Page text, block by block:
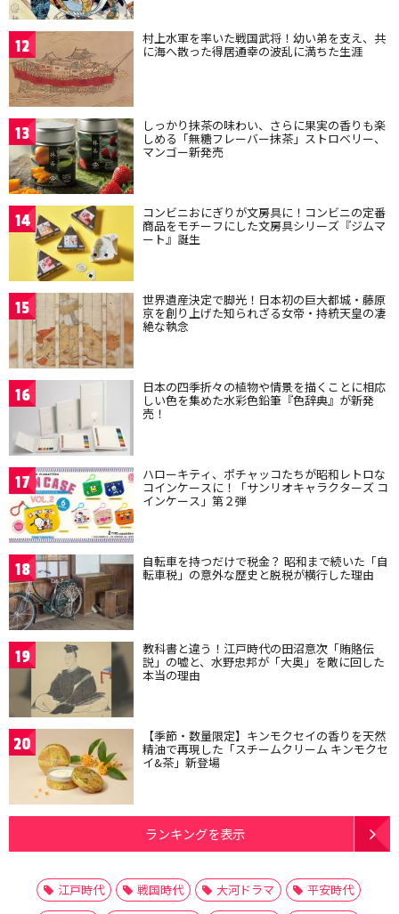
12 村上水軍を率いた戦国武将！幼い弟を支え、共
に海へ散った得居通幸の波乱に満ちた生涯
13 しっかり抹茶の味わい、さらに果実の香りも楽
しめる「無糖フレーバー抹茶」ストロベリー、
マンゴー新発売
14 コンビニおにぎりが文房具に！コンビニの定番
商品をモチーフにした文房具シリーズ『ジムマ
ート』誕生
15 世界遺産決定で脚光！日本初の巨大都城・藤原
京を創り上げた知られざる女帝・持統天皇の凄
絶な執念
16 日本の四季折々の植物や情景を描くことに相応
しい色を集めた水彩色鉛筆『色辞典』が新発
売！
17 ハローキティ、ポチャッコたちが昭和レトロな
コインケースに！「サンリオキャラクターズ コ
インケース」第２弾
18 自転車を持つだけで税金？ 昭和まで続いた「自
転車税」の意外な歴史と脱税が横行した理由
19 教科書と違う！江戸時代の田沼意次「賄賂伝
説」の嘘と、水野忠邦が「大奥」を敵に回した
本当の理由
20 【季節・数量限定】キンモクセイの香りを天然
精油で再現した「スチームクリーム キンモクセ
イ&茶」新登場
ランキングを表示
江戸時代 戦国時代 大河ドラマ
平安時代